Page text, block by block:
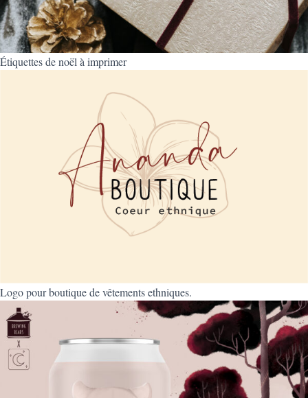
Étiquettes de noël à imprimer
Logo pour boutique de vêtements ethniques.